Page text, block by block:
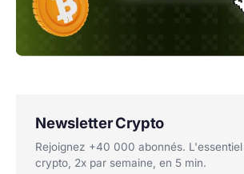
Newsletter Crypto
Rejoignez +40 000 abonnés.
crypto, 2x par semaine, en 5 min.